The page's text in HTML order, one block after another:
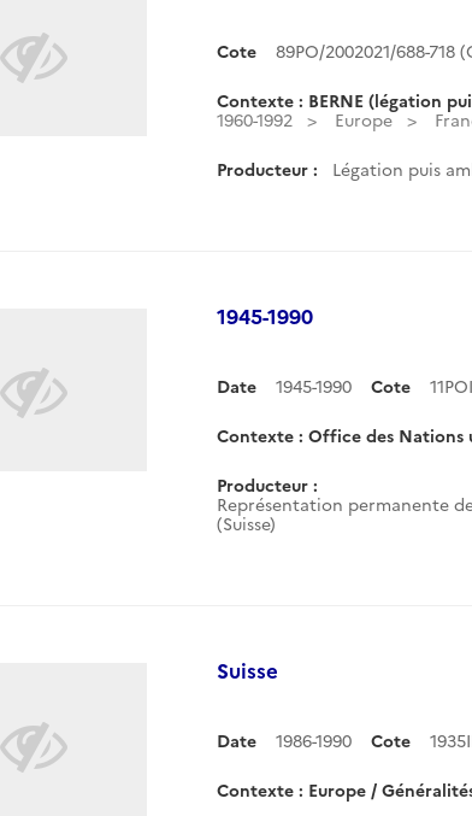
Cote 89PO/2002021/688-718
Contexte : BERNE (légation
1960-1992
Europe
Producteur : Légation puis
1945-1990
Date 1945-1990 Cote
Contexte : Office des Nations
Producteur :
Représentation permanente
(Suisse)
Suisse
Date 1986-1990 Cote
Contexte : Europe /